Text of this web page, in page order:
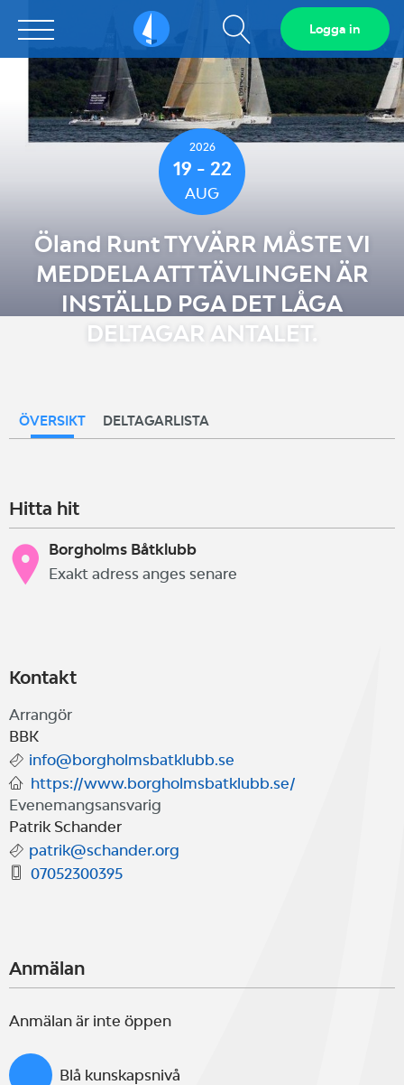
Sailarena Visa
sökfält
Logga in
2026
19 - 22
AUG
Öland Runt TYVÄRR MÅSTE VI
MEDDELA ATT TÄVLINGEN ÄR
INSTÄLLD PGA DET LÅGA
DELTAGAR ANTALET.
ÖVERSIKT DELTAGARLISTA
Hitta hit
Borgholms Båtklubb
Exakt adress anges senare
Kontakt
Arrangör
BBK
info@borgholmsbatklubb.se
https://www.borgholmsbatklubb.se/
Evenemangsansvarig
Patrik Schander
patrik@schander.org
07052300395
Anmälan
Anmälan är inte öppen
Blå kunskapsnivå